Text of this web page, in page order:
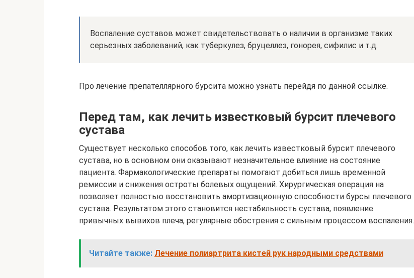
Воспаление суставов может свидетельствовать о наличии в организме таких
серьезных заболеваний, как туберкулез, бруцеллез, гонорея, сифилис и т.д.
Про лечение препателлярного бурсита можно узнать перейдя по данной ссылке.
Перед там, как лечить известковый бурсит плечевого
сустава
Существует несколько способов того, как лечить известковый бурсит плечевого
сустава, но в основном они оказывают незначительное влияние на состояние
пациента. Фармакологические препараты помогают добиться лишь временной
ремиссии и снижения остроты болевых ощущений. Хирургическая операция на
позволяет полностью восстановить амортизационную способности бурсы плечевого
сустава. Результатом этого становится нестабильность сустава, появление
привычных вывихов плеча, регулярные обострения с сильным процессом воспаления.
Читайте также: Лечение полиартрита кистей рук народными средствами